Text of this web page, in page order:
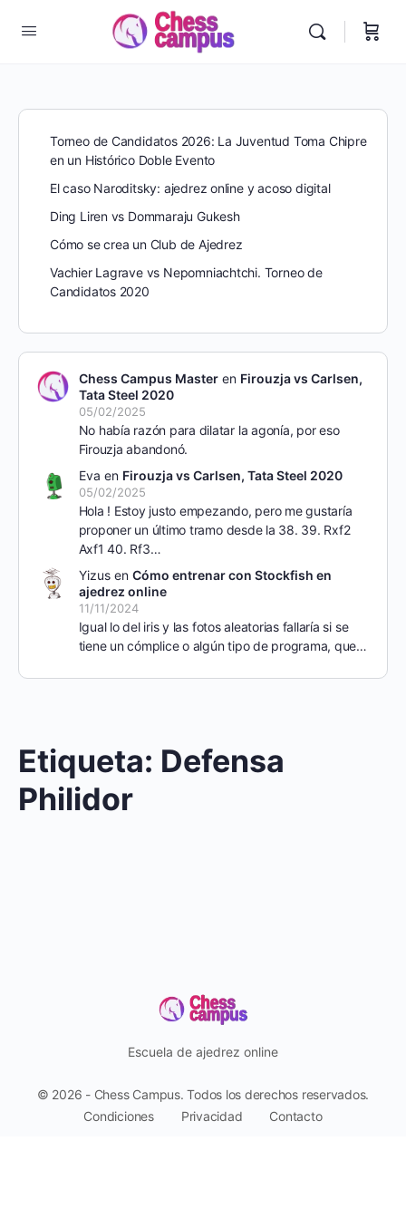
Etiqueta: Defensa
Philidor
Torneo de Candidatos 2026: La Juventud Toma Chipre
en un Histórico Doble Evento
El caso Naroditsky: ajedrez online y acoso digital
Ding Liren vs Dommaraju Gukesh
Cómo se crea un Club de Ajedrez
Vachier Lagrave vs Nepomniachtchi. Torneo de
Candidatos 2020
Chess Campus Masteren Firouzja vs Carlsen,
Tata Steel 2020
05/02/2025
No había razón para dilatar la agonía, por eso
Firouzja abandonó.
Eva en Firouzja vs Carlsen, Tata Steel 2020
05/02/2025
Hola ! Estoy justo empezando, pero me gustaría
proponer un último tramo desde la 38. 39. Rxf2
Axf1 40. Rf3…
Yizusen Cómo entrenar con Stockfish en
ajedrez online
11/11/2024
Igual lo del iris y las fotos aleatorias fallaría si se
tiene un cómplice o algún tipo de programa, que…
Escuela de ajedrez online
© 2026 - Chess Campus. Todos los derechos reservados.
Condiciones
Privacidad Contacto